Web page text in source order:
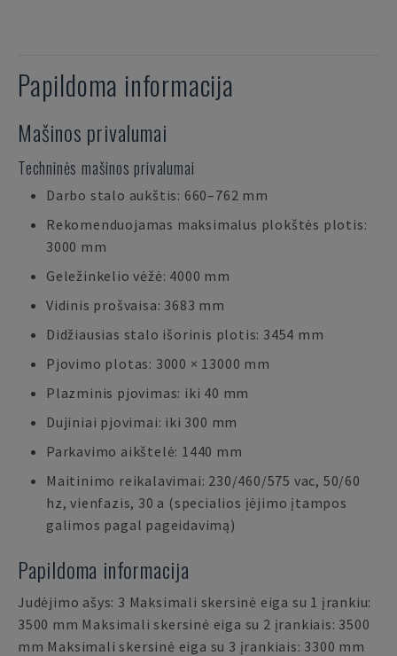
Papildoma informacija
Mašinos privalumai
Techninės mašinos privalumai
Darbo stalo aukštis: 660–762 mm
Rekomenduojamas maksimalus plokštės plotis:
3000 mm
Geležinkelio vėžė: 4000 mm
Vidinis prošvaisa: 3683 mm
Didžiausias stalo išorinis plotis: 3454 mm
Pjovimo plotas: 3000 × 13000 mm
Plazminis pjovimas: iki 40 mm
Dujiniai pjovimai: iki 300 mm
Parkavimo aikštelė: 1440 mm
Maitinimo reikalavimai: 230/460/575 vac, 50/60
hz, vienfazis, 30 a (specialios įėjimo įtampos
galimos pagal pageidavimą)
Papildoma informacija
Judėjimo ašys: 3 Maksimali skersinė eiga su 1 įrankiu:
3500 mm Maksimali skersinė eiga su 2 įrankiais: 3500
mm Maksimali skersinė eiga su 3 įrankiais: 3300 mm